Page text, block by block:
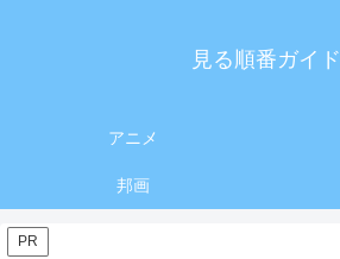
見る順番ガイド
アニメ
邦画
PR